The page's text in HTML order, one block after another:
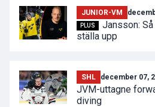
JUNIOR-VM
PLUS
Jansson:
ställa upp
SHL december 07,
JVM-uttagne
diving